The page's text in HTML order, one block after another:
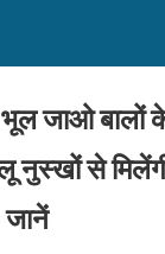
जाओ बालों
से
जानें